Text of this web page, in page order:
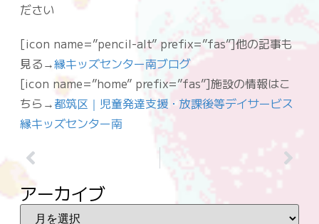
ださい
[icon name=”pencil-alt” prefix=”fas”]他の記事も
見る→縁キッズセンター南ブログ
[icon name=”home” prefix=”fas”]施設の情報はこ
ちら→都筑区｜児童発達支援・放課後等デイサービス
縁キッズセンター南
アーカイブ